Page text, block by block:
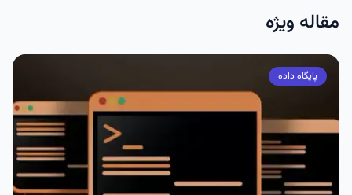
مقاله ویژه
پایگاه داده